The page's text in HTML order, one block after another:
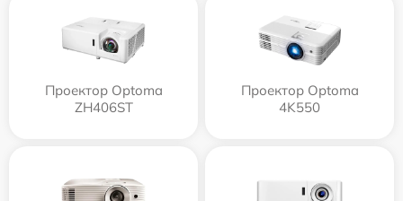
Проектор Optoma
ZH406ST
Проектор Optoma
4K550